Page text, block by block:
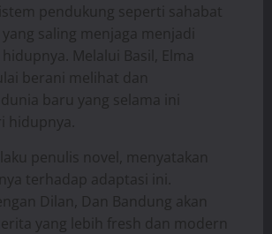
pendukung seperti sahabat
saling menjaga menjadi
Melalui Basil, Elma
berani melihat dan
baru yang selama ini
hidupnya.
penulis novel, menyatakan
terhadap adaptasi ini.
Dilan, Dan Bandung akan
yang lebih fresh dan modern